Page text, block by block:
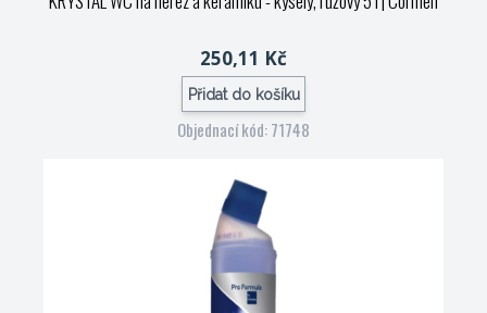
250,11 Kč
Přidat do košíku
Objednací kód: 71748